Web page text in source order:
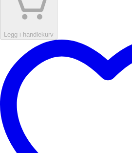
Legg i handlekurv